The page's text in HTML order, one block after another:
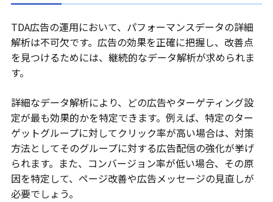
TDA広告の運用において、パフォーマンスデータの詳細
解析は不可欠です。広告の効果を正確に把握し、改善点
を見つけるためには、継続的なデータ解析が求められま
す。
詳細なデータ解析により、どの広告やターゲティング設
定が最も効果的かを特定できます。例えば、特定のター
ゲットグループに対してクリック率が高い場合は、対策
方法としてそのグループに対する広告配信の強化が挙げ
られます。また、コンバージョン率が低い場合、その原
因を特定して、ページ改善や広告メッセージの見直しが
必要でしょう。